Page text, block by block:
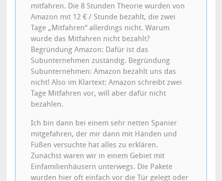
mitfahren. Die 8 Stunden Theorie wurden von
Amazon mit 12 € / Stunde bezahlt, die zwei
Tage „Mitfahren“ allerdings nicht. Warum
wurde das Mitfahren nicht bezahlt?
Begründung Amazon: Dafür ist das
Subunternehmen zuständig. Begründung
Subunternehmen: Amazon bezahlt uns das
nicht! Also im Klartext: Amazon schreibt zwei
Tage Mitfahren vor, will aber dafür nicht
bezahlen.
Ich bin dann bei einem sehr netten Spanier
mitgefahren, der mir dann mit Händen und
Füßen versuchte hat alles zu erklären.
Zunächst waren wir in einem Gebiet mit
Einfamilienhäusern unterwegs. Die Pakete
wurden hier oft einfach vor die Tür gelegt oder